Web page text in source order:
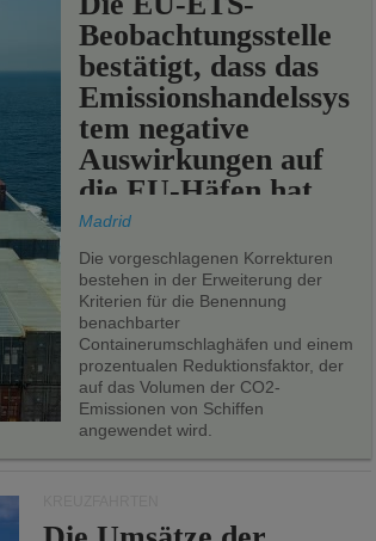
Beobachtungsstelle
bestätigt, dass das
Emissionshandelssys
tem negative
Auswirkungen auf
die EU-Häfen hat.
Madrid
Die vorgeschlagenen Korrekturen
bestehen in der Erweiterung der
Kriterien für die Benennung
benachbarter
Containerumschlaghäfen und einem
prozentualen Reduktionsfaktor, der
auf das Volumen der CO2-
Emissionen von Schiffen
angewendet wird.